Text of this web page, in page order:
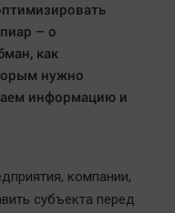
– о
как
нужно
информацию и
компании,
субъекта перед